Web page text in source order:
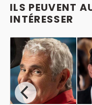
ILS PEUVENT
INTÉRESSER